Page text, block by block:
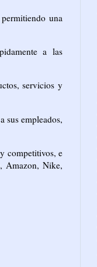
una
a las
servicios y
sus empleados,
competitivos, e
Amazon, Nike,